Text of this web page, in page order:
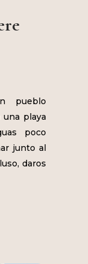
pueblo
playa
poco
junto al
daros